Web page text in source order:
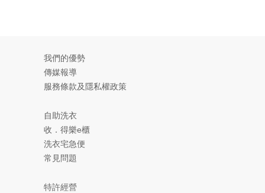
我們的優勢
傳媒報導
服務條款及隱私權政策
自助洗衣
收．得樂e櫃
洗衣宅急便
常見問題
特許經營